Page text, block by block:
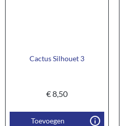
Cactus Silhouet 3
€8,50
Toevoegen